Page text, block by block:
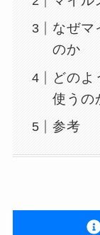
なぜマ
のか
どのよ
使うの
参考